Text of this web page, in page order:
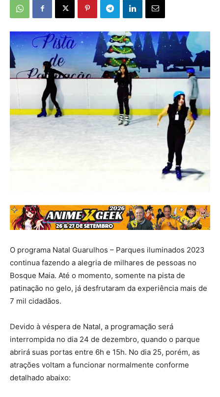
O programa Natal Guarulhos – Parques iluminados 2023
continua fazendo a alegria de milhares de pessoas no
Bosque Maia. Até o momento, somente na pista de
patinação no gelo, já desfrutaram da experiência mais de
7 mil cidadãos.
Devido à véspera de Natal, a programação será
interrompida no dia 24 de dezembro, quando o parque
abrirá suas portas entre 6h e 15h. No dia 25, porém, as
atrações voltam a funcionar normalmente conforme
detalhado abaixo: